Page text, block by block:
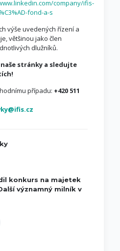
company/ifis-
fond-a-s
výše uvedených řízení a
většinou jako člen
dlužníků.
stránky a sledujte
případu: +420 511
konkurs na majetek
významný milník v